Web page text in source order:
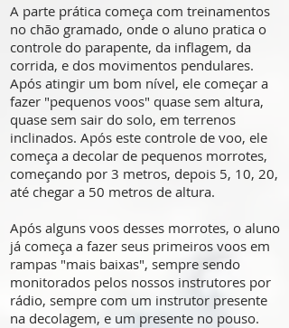
A parte prática começa com treinamentos
no chão gramado, onde o aluno pratica o
controle do parapente, da inflagem, da
corrida, e dos movimentos pendulares.
Após atingir um bom nível, ele começar a
fazer "pequenos voos" quase sem altura,
quase sem sair do solo, em terrenos
inclinados. Após este controle de voo, ele
começa a decolar de pequenos morrotes,
começando por 3 metros, depois 5, 10, 20,
até chegar a 50 metros de altura.
Após alguns voos desses morrotes, o aluno
já começa a fazer seus primeiros voos em
rampas "mais baixas", sempre sendo
monitorados pelos nossos instrutores por
rádio, sempre com um instrutor presente
na decolagem, e um presente no pouso.